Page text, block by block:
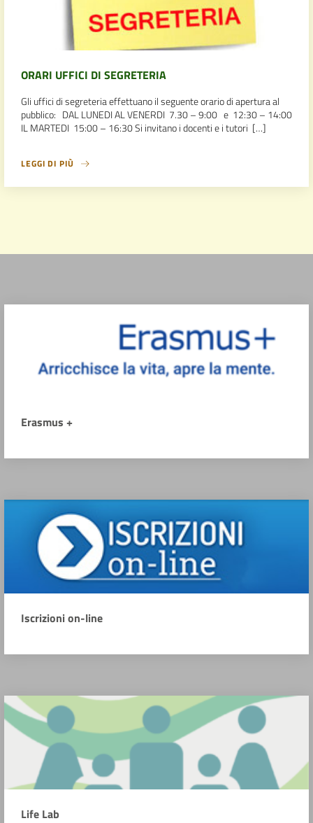
ORARI UFFICI DI SEGRETERIA
Gli uffici di segreteria effettuano il seguente orario di apertura al
pubblico: DAL LUNEDI AL VENERDI 7.30 – 9:00 e 12:30 – 14:00
IL MARTEDI 15:00 – 16:30 Si invitano i docenti e i tutori […]
LEGGI DI PIÙ
Erasmus +
Iscrizioni on-line
Life Lab